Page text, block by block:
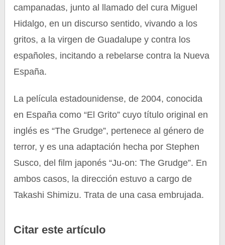
campanadas, junto al llamado del cura Miguel
Hidalgo, en un discurso sentido, vivando a los
gritos, a la virgen de Guadalupe y contra los
españoles, incitando a rebelarse contra la Nueva
España.
La película estadounidense, de 2004, conocida
en España como “El Grito” cuyo título original en
inglés es “The Grudge”, pertenece al género de
terror, y es una adaptación hecha por Stephen
Susco, del film japonés “Ju-on: The Grudge”. En
ambos casos, la dirección estuvo a cargo de
Takashi Shimizu. Trata de una casa embrujada.
Citar este artículo